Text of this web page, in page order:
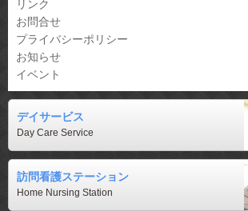
リンク
お問合せ
プライバシーポリシー
お知らせ
イベント
デイサービス
Day Care Service
訪問看護ステーション
Home Nursing Station